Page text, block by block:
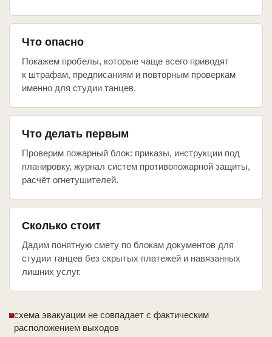
Что опасно
Покажем пробелы, которые чаще всего приводят
к штрафам, предписаниям и повторным проверкам
именно для студии танцев.
Что делать первым
Проверим пожарный блок: приказы, инструкции под
планировку, журнал систем противопожарной защиты,
расчёт огнетушителей.
Сколько стоит
Дадим понятную смету по блокам документов для
студии танцев без скрытых платежей и навязанных
лишних услуг.
схема эвакуации не совпадает с фактическим
расположением выходов